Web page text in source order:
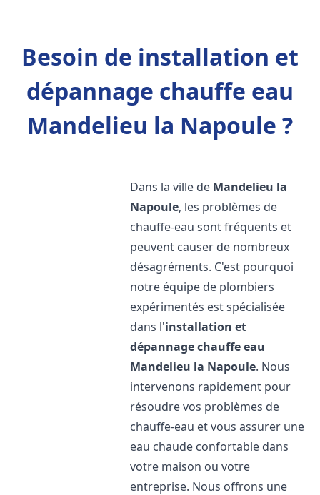
Besoin de installation et
dépannage chauffe eau
Mandelieu la Napoule ?
Dans la ville de Mandelieu la
Napoule, les problèmes de
chauffe-eau sont fréquents et
peuvent causer de nombreux
désagréments. C'est pourquoi
notre équipe de plombiers
expérimentés est spécialisée
dans l'installation et
dépannage chauffe eau
Mandelieu la Napoule. Nous
intervenons rapidement pour
résoudre vos problèmes de
chauffe-eau et vous assurer une
eau chaude confortable dans
votre maison ou votre
entreprise. Nous offrons une